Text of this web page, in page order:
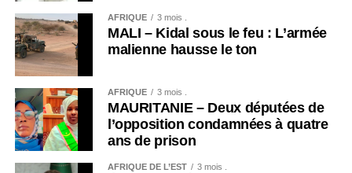
AFRIQUE 3 mois .
MALI – Kidal sous le feu : L’armée
malienne hausse le ton
AFRIQUE 3 mois .
MAURITANIE – Deux députées de
l’opposition condamnées à quatre
ans de prison
AFRIQUE DE L’EST 3 mois .